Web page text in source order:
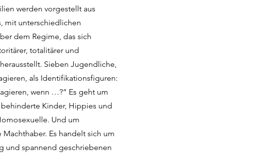
werden vorgestellt aus
mit unterschiedlichen
dem Regime, das sich
totalitärer und
Sieben Jugendliche,
als Identifikationsfiguren:
wenn …?“ Es geht um
behinderte Kinder, Hippies und
Und um
Es handelt sich um
und spannend geschriebenen